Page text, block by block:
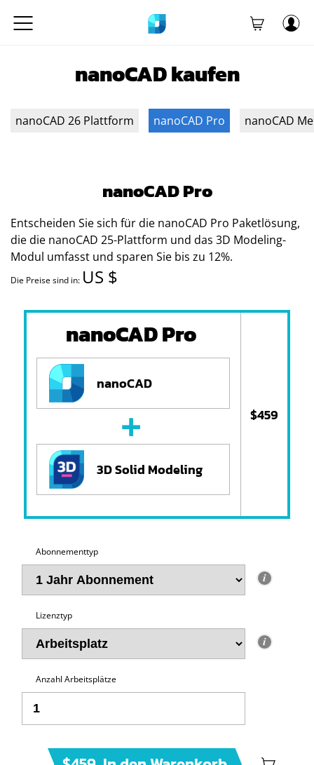
nanoCAD kaufen
nanoCAD 26 Plattform nanoCAD Pro nanoCAD
nanoCAD Pro
Entscheiden Sie sich für die nanoCAD Pro Paketlösung,
die die nanoCAD 25-Plattform und das 3D Modeling-
Modul umfasst und sparen Sie bis zu 12%.⁢
Die Preise sind in: US $
nanoCAD Pro
nanoCAD
+
3D Solid Modeling
$459
Abonnementtyp
Lizenztyp
Anzahl Arbeitsplätze